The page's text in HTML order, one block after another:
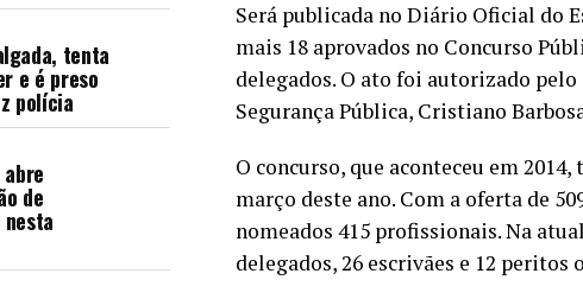
tenta
e é preso
polícia
de
Será publicada no Diário Oficial do
mais 18 aprovados no Concurso
delegados. O ato foi autorizado
Segurança Pública, Cristiano
O concurso, que aconteceu em
março deste ano. Com a oferta de
nomeados 415 profissionais. Na
delegados, 26 escrivães e 12 peritos